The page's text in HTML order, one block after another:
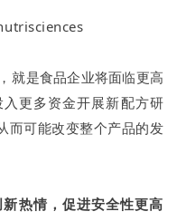
就是食品企业将面临更高
更多资金开展新配方研
而可能改变整个产品的发
热情，促进安全性更高